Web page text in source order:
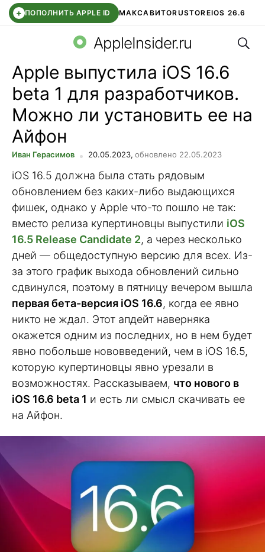
+ ПОПОЛНИТЬ APPLE ID МАКСАВИТОRUSTOREIOS 26.6
СБЕР КИДС ВТБ ОНЛАЙН ЧАТ В ROBLOX
AppleInsider.ru
Apple выпустила iOS 16.6
beta 1 для разработчиков.
Можно ли установить ее на
Айфон
Иван Герасимов 20.05.2023, обновлено 22.05.2023
iOS 16.5 должна была стать рядовым
обновлением без каких-либо выдающихся
фишек, однако у Apple что-то пошло не так:
вместо релиза купертиновцы выпустили iOS
16.5 Release Candidate 2, а через несколько
дней — общедоступную версию для всех. Из-
за этого график выхода обновлений сильно
сдвинулся, поэтому в пятницу вечером вышла
первая бета-версия iOS 16.6, когда ее явно
никто не ждал. Этот апдейт наверняка
окажется одним из последних, но в нем будет
явно побольше нововведений, чем в iOS 16.5,
которую купертиновцы явно урезали в
возможностях. Рассказываем, что нового в
iOS 16.6 beta 1 и есть ли смысл скачивать ее
на Айфон.